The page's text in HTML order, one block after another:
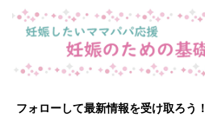
フォローして最新情報を受け取ろう！